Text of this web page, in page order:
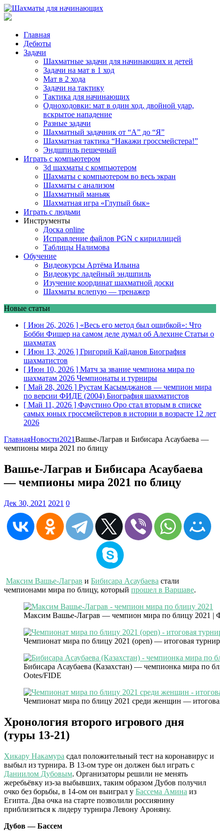
Главная
Дебюты
Задачи
Шахматные задачи для начинающих и детей
Задачи на мат в 1 ход
Мат в 2 хода
Задачи на тактику
Тактика для начинающих
Одноходовки: мат в один ход, двойной удар,
вскрытое нападение
Разные задачи
Шахматный задачник от “А” до “Я”
Шахматная тактика “Накажи гроссмейстера!”
Эндшпиль пешечный
Играть с компьютером
3d шахматы с компьютером
Шахматы с компьютером во весь экран
Шахматы с анализом
Шахматный маньяк
Шахматная игра «Глупый бык»
Играть с людьми
Инструменты
Доска online
Исправление файлов PGN с кириллицей
Таблицы Налимова
Обучение
Видеокурсы Артёма Ильина
Видеокурс ладейный эндшпиль
Изучение координат шахматной доски
Шахматы вслепую — тренажер
Новые статьи
[ Июн 26, 2026 ] «Весь его метод был ошибкой»: Что
Бобби Фишер на самом деле думал об Алехине Статьи о
шахматах
[ Июн 13, 2026 ] Григорий Кайданов Биография
шахматистов
[ Июн 10, 2026 ] Матч за звание чемпиона мира по
шахматам 2026 Чемпионаты и турниры
[ Май 28, 2026 ] Рустам Касымджанов — чемпион мира
по версии ФИДЕ (2004) Биография шахматистов
[ Май 11, 2026 ] Фаустино Оро стал вторым в списке
самых юных гроссмейстеров в истории в возрасте 12 лет
2026
ГлавнаяНовости2021Вашье-Лаграв и Бибисара Асаубаева —
чемпионы мира 2021 по блицу
Вашье-Лаграв и Бибисара Асаубаева
— чемпионы мира 2021 по блицу
Дек 30, 2021 2021 0
Максим Вашье-Лаграв и Бибисара Асаубаева стали
чемпионами мира по блицу, который прошел в Варшаве.
Максим Вашье-Лаграв — чемпион мира по блицу 2021 |
Чемпионат мира по блицу 2021 (open) — итоговая
Бибисара Асаубаева (Казахстан) — чемпионка мира по
Ootes/FIDE
Чемпионат мира по блицу 2021 среди женщин —
Хронология второго игрового дня
(туры 13-21)
Хикару Накамура сдал положительный тест на коронавирус и
выбыл из турнира. В 13-ом туре он должен был играть с
Даниилом Дубовым. Организаторы решили не менять
жеребьёвку из-за выбывших, таким образом Дубов получил
очко без борьбы, в 14-ом он выиграл у Бассема Амина из
Египта. Два очка на старте позволили россиянину
приблизиться к лидеру турнира Левону Ароняну.
Дубов — Бассем